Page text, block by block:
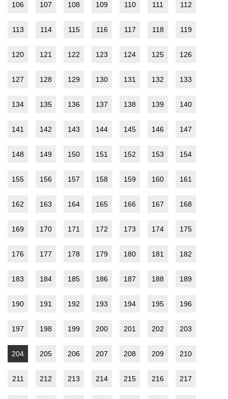
106 107 108 109 110 111 112
113 114 115 116 117 118 119
120 121 122 123 124 125 126
127 128 129 130 131 132 133
134 135 136 137 138 139 140
141 142 143 144 145 146 147
148 149 150 151 152 153 154
155 156 157 158 159 160 161
162 163 164 165 166 167 168
169 170 171 172 173 174 175
176 177 178 179 180 181 182
183 184 185 186 187 188 189
190 191 192 193 194 195 196
197 198 199 200 201 202 203
204 205 206 207 208 209 210
211 212 213 214 215 216 217